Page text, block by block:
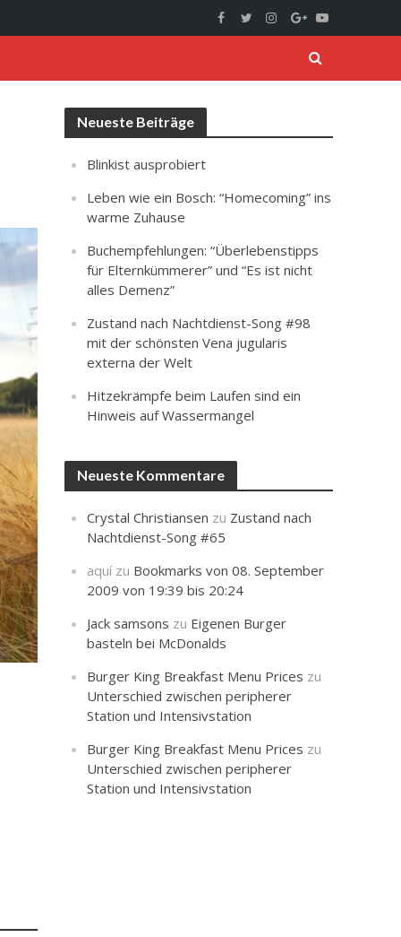
Neueste Beiträge
Blinkist ausprobiert
Leben wie ein Bosch: “Homecoming” ins
warme Zuhause
Buchempfehlungen: “Überlebenstipps
für Elternkümmerer” und “Es ist nicht
alles Demenz”
Zustand nach Nachtdienst-Song #98
mit der schönsten Vena jugularis
externa der Welt
Hitzekrämpfe beim Laufen sind ein
Hinweis auf Wassermangel
Neueste Kommentare
Crystal Christiansen zu Zustand nach
Nachtdienst-Song #65
aquízu Bookmarks von 08. September
2009 von 19:39 bis 20:24
Jack samsons zu Eigenen Burger
basteln bei McDonalds
Burger King Breakfast Menu Prices zu
Unterschied zwischen peripherer
Station und Intensivstation
Burger King Breakfast Menu Prices zu
Unterschied zwischen peripherer
Station und Intensivstation